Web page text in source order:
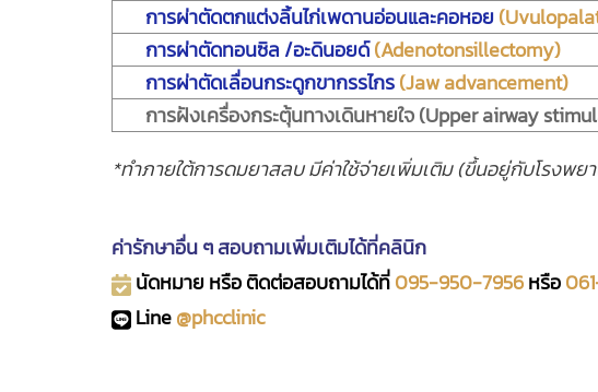
การผ่าตัดตกแต่งลิ้นไก่เพดานอ่อนและคอหอย
การผ่าตัดทอนซิล /อะดินอยด์(Adenotonsillectomy)
การผ่าตัดเลื่อนกระดูกขากรรไกร(Jaw advancement)
การฝังเครื่องกระตุ้นทางเดินหายใจ (Upper airway
*ทำภายใต้การดมยาสลบ มีค่าใช้จ่ายเพิ่มเติม (ขึ้นอยู่กับโรงพย
ค่ารักษาอื่น ๆ สอบถามเพิ่มเติมได้ที่คลินิก
นัดหมาย หรือ ติดต่อสอบถามได้ที่095-950-7956หรือ
Line@phcclinic